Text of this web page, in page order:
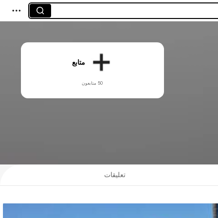
متابع
50 متابعون
تعليقات